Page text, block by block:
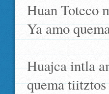
Huan Toteco
Ya amo
Huajca intla
quema